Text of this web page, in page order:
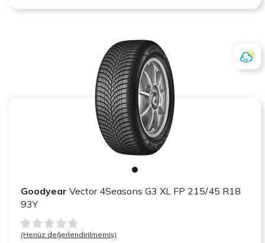
Goodyear Vector 4Seasons G3 XL FP 215/45 R18
93Y
(Henüz değerlendirilmemiş)